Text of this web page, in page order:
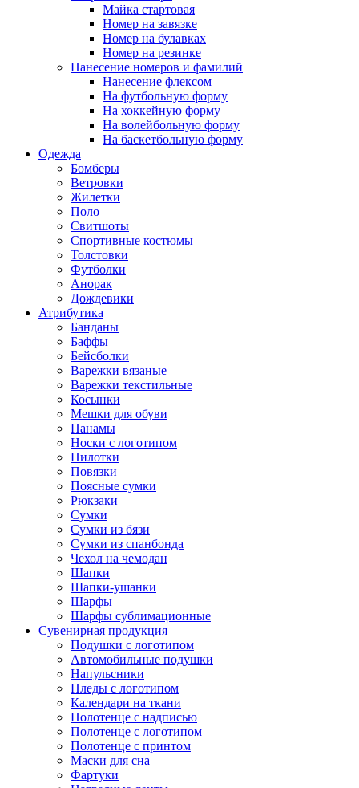
Майка стартовая
Номер на завязке
Номер на булавках
Номер на резинке
Нанесение номеров и фамилий
Нанесение флексом
На футбольную форму
На хоккейную форму
На волейбольную форму
На баскетбольную форму
Одежда
Бомберы
Ветровки
Жилетки
Поло
Свитшоты
Спортивные костюмы
Толстовки
Футболки
Анорак
Дождевики
Атрибутика
Банданы
Баффы
Бейсболки
Варежки вязаные
Варежки текстильные
Косынки
Мешки для обуви
Панамы
Носки с логотипом
Пилотки
Повязки
Поясные сумки
Рюкзаки
Сумки
Сумки из бязи
Сумки из спанбонда
Чехол на чемодан
Шапки
Шапки-ушанки
Шарфы
Шарфы сублимационные
Сувенирная продукция
Подушки с логотипом
Автомобильные подушки
Напульсники
Пледы с логотипом
Календари на ткани
Полотенце с надписью
Полотенце с логотипом
Полотенце с принтом
Маски для сна
Фартуки